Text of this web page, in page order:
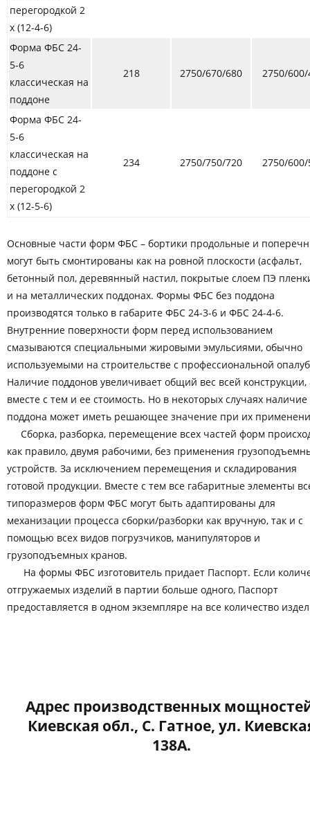
перегородкой 2
х (12-4-6)
Форма ФБС 24-
5-6
классическая на
поддоне
218 2750/670/680 2750/600/
Форма ФБС 24-
5-6
классическая на
поддоне с
перегородкой 2
х (12-5-6)
234 2750/750/720 2750/600/
Основные части форм ФБС – бортики продольные и
могут быть смонтированы как на ровной плоскости (асфальт,
бетонный пол, деревянный настил, покрытые слоем ПЭ
и на металлических поддонах. Формы ФБС без поддона
производятся только в габарите ФБС 24-3-6 и ФБС 24-4-6.
Внутренние поверхности форм перед использованием
смазываются специальными жировыми эмульсиями, обычно
используемыми на строительстве с профессиональной
Наличие поддонов увеличивает общий вес всей конструкции,
вместе с тем и ее стоимость. Но в некоторых случаях наличие
поддона может иметь решающее значение при их
Сборка, разборка, перемещение всех частей форм
как правило, двумя рабочими, без применения
устройств. За исключением перемещения и складирования
готовой продукции. Вместе с тем все габаритные элементы
типоразмеров форм ФБС могут быть адаптированы для
механизации процесса сборки/разборки как вручную, так и с
помощью всех видов погрузчиков, манипуляторов и
грузоподъемных кранов.
На формы ФБС изготовитель придает Паспорт. Если
отгружаемых изделий в партии больше одного, Паспорт
предоставляется в одном экземпляре на все количество
Адрес производственных
Киевская обл., С. Гатное, ул.
138А.